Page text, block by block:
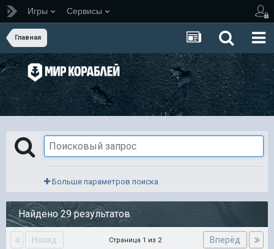
Игры Сервисы
Главная
Больше параметров поиска
Найдено 29 результатов
Назад Вперёд
Страница 1 из 2